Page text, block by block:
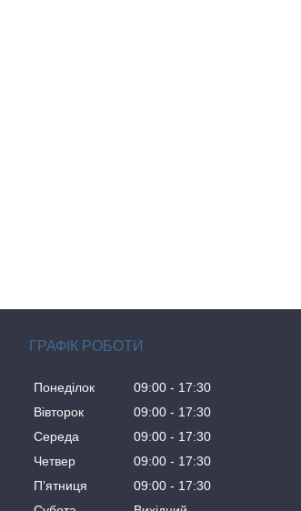
ГРАФІК РОБОТИ
Понеділок 09:00
17:30
Вівторок
09:00
17:30
Середа
09:00
17:30
Четвер
09:00
17:30
Пʼятниця
09:00
17:30